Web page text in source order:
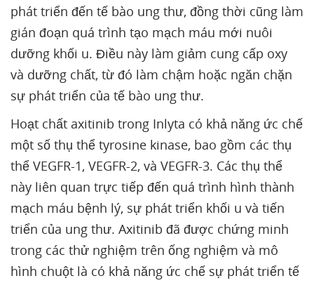
phát triển đến tế bào ung thư, đồng thời cũng làm
gián đoạn quá trình tạo mạch máu mới nuôi
dưỡng khối u. Điều này làm giảm cung cấp oxy
và dưỡng chất, từ đó làm chậm hoặc ngăn chặn
sự phát triển của tế bào ung thư.
Hoạt chất axitinib trong Inlyta có khả năng ức chế
một số thụ thể tyrosine kinase, bao gồm các thụ
thể VEGFR-1, VEGFR-2, và VEGFR-3. Các thụ thể
này liên quan trực tiếp đến quá trình hình thành
mạch máu bệnh lý, sự phát triển khối u và tiến
triển của ung thư. Axitinib đã được chứng minh
trong các thử nghiệm trên ống nghiệm và mô
hình chuột là có khả năng ức chế sự phát triển tế